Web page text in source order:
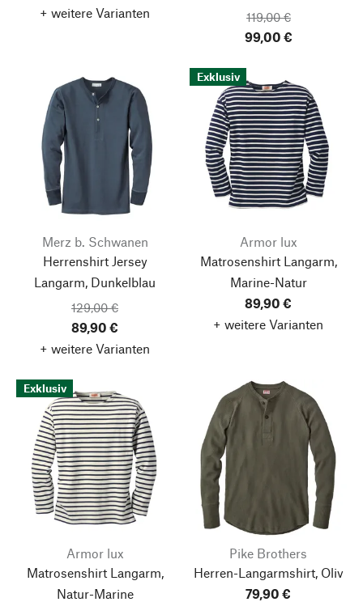
+ weitere Varianten
119,00 €
99,00 €
Merz b. Schwanen
Herrenshirt Jersey
Langarm, Dunkelblau
129,00 €
89,90 €
+ weitere Varianten
Exklusiv
Armor lux
Matrosenshirt Langarm,
Marine-Natur
89,90 €
+ weitere Varianten
Exklusiv
Armor lux
Matrosenshirt Langarm,
Natur-Marine
Pike Brothers
Herren-Langarmshirt, Oliv
79,90 €